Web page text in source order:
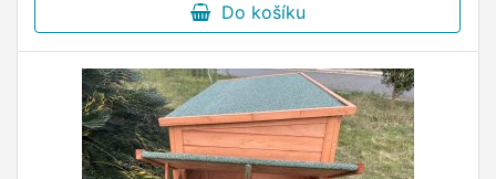
Do košíku